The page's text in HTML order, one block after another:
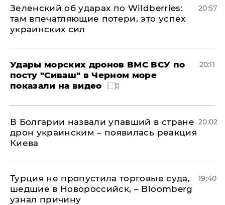
Зеленский об ударах по Wildberries:
там впечатляющие потери, это успех
украинских сил
20:57
Удары морских дронов ВМС ВСУ по
посту "Сиваш" в Черном море
показали на видео
20:11
В Болгарии назвали упавший в стране
дрон украинским – появилась реакция
Киева
20:02
Турция не пропустила торговые суда,
шедшие в Новороссийск, – Bloomberg
узнал причину
19:40